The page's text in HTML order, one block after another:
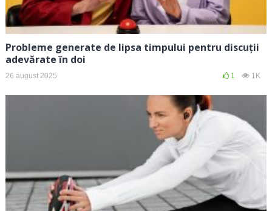
Probleme generate de lipsa timpului pentru discuții
adevărate în doi
26 august 2025 1 1K